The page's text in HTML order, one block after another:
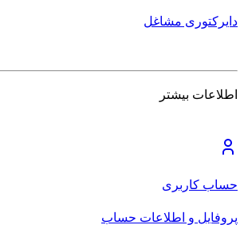
دایرکتوری مشاغل
اطلاعات بیشتر
حساب کاربری
پروفایل و اطلاعات حساب